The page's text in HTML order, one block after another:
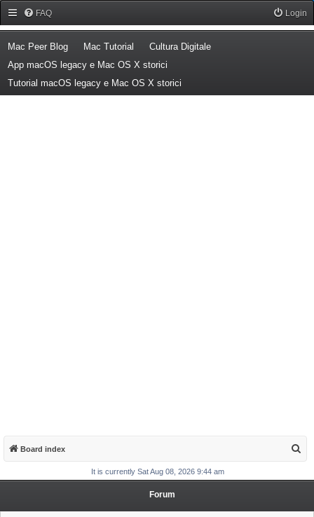
FAQ Login
Mac Peer Blog(Opens a new tab)
Mac Tutorial (Opens a new tab)
Cultura Digitale(Opens a new tab)
App macOS legacy e Mac OS X storici
Tutorial macOS legacy e Mac OS X storici
Board index
a
It is currently Sat Aug 08, 2026 9:44 am
Forum